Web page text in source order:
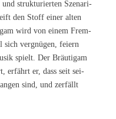
und struk­tu­rier­ten Sze­na­ri­
den Stoff ei­ner al­ten
wird von ei­nem Frem­
sich ver­gnü­gen, fei­ern
spielt. Der Bräu­ti­gam
er­fährt er, dass seit sei­
sind, und zer­fällt